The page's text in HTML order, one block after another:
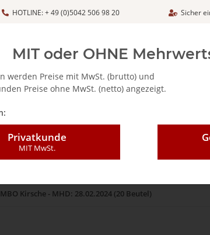
HOTLINE: + 49 (0)5042 506 98 20 Sicher
- FEINKOSTARTIKEL CAFFÈ MAJESTIC /
Kirsche - MHD: 28.02.2024 (20 Beutel)
MIT oder OHNE
werden Preise mit MwSt. (brutto) und
Preise ohne MwSt. (netto) angezeigt.
Privatkunde
MIT MwSt.